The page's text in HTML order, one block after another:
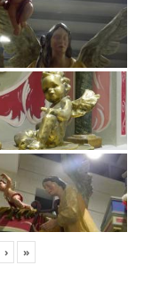
› »